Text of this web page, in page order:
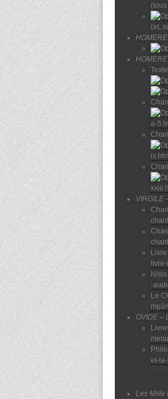
(et,
HOMERE
HOMERE
a-
VIRGILE
Livre
livre-
-
Le
OVIDE –
et-
Les Mille